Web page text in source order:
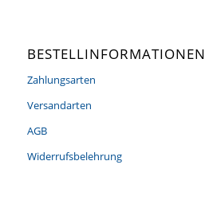
BESTELLINFORMATIONEN
Zahlungsarten
Versandarten
AGB
Widerrufsbelehrung